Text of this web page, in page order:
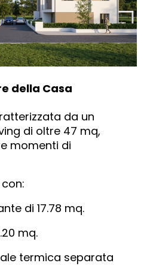
della Casa
da un
di oltre 47 mq,
momenti di
di17.78 mq.
mq.
termica separata